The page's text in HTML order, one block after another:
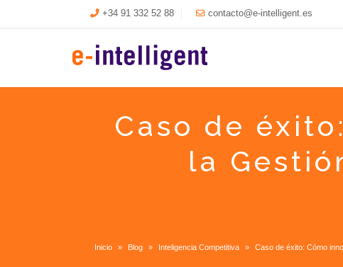
+34 91 332 52 88 contacto@e-intelligent.es
Caso de
la
Inicio Blog Inteligencia Competitiva Caso de éxito: Cómo